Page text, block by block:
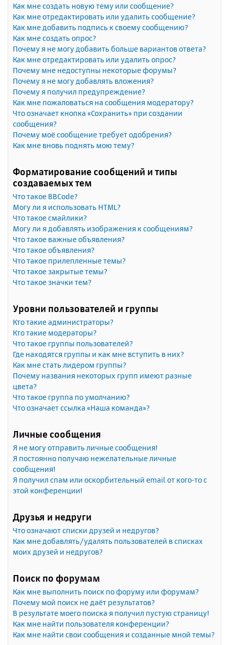
Как мне создать новую тему или сообщение?
Как мне отредактировать или удалить сообщение?
Как мне добавить подпись к своему сообщению?
Как мне создать опрос?
Почему я не могу добавить больше вариантов ответа?
Как мне отредактировать или удалить опрос?
Почему мне недоступны некоторые форумы?
Почему я не могу добавлять вложения?
Почему я получил предупреждение?
Как мне пожаловаться на сообщения модератору?
Что означает кнопка «Сохранить» при создании
сообщения?
Почему моё сообщение требует одобрения?
Как мне вновь поднять мою тему?
Форматирование сообщений и типы
создаваемых тем
Что такое BBCode?
Могу ли я использовать HTML?
Что такое смайлики?
Могу ли я добавлять изображения к сообщениям?
Что такое важные объявления?
Что такое объявления?
Что такое прилепленные темы?
Что такое закрытые темы?
Что такое значки тем?
Уровни пользователей и группы
Кто такие администраторы?
Кто такие модераторы?
Что такое группы пользователей?
Где находятся группы и как мне вступить в них?
Как мне стать лидером группы?
Почему названия некоторых групп имеют разные
цвета?
Что такое группа по умолчанию?
Что означает ссылка «Наша команда»?
Личные сообщения
Я не могу отправить личные сообщения!
Я постоянно получаю нежелательные личные
сообщения!
Я получил спам или оскорбительный email от кого-то с
этой конференции!
Друзья и недруги
Что означают списки друзей и недругов?
Как мне добавлять/удалять пользователей в списках
моих друзей и недругов?
Поиск по форумам
Как мне выполнить поиск по форуму или форумам?
Почему мой поиск не даёт результатов?
В результате моего поиска я получил пустую страницу!
Как мне найти пользователя конференции?
Как мне найти свои сообщения и созданные мной темы?